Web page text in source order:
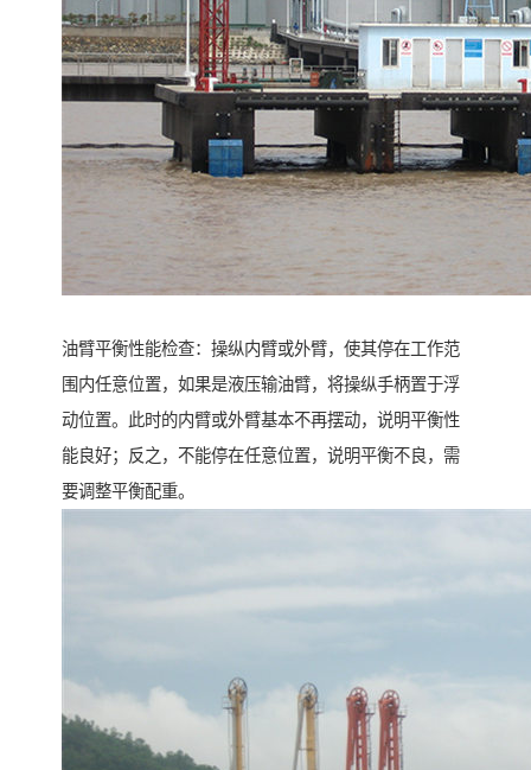
油臂平衡性能检查：操纵内臂或外臂，使其停在工作范
围内任意位置，如果是液压输油臂，将操纵手柄置于浮
动位置。此时的内臂或外臂基本不再摆动，说明平衡性
能良好；反之，不能停在任意位置，说明平衡不良，需
要调整平衡配重。